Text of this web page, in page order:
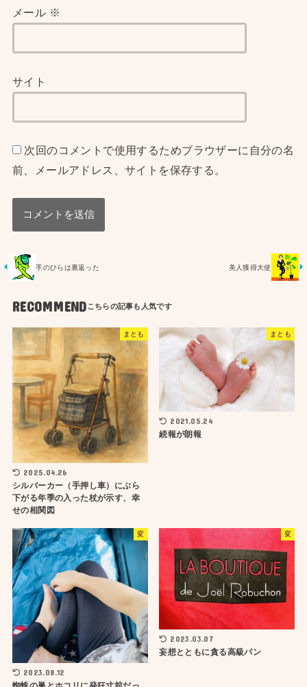
メール ※
サイト
次回のコメントで使用するためブラウザーに自分の名
前、メールアドレス、サイトを保存する。
手のひらは裏返った 美人獲得大使
RECOMMEND
まとも
2025.04.26
シルバーカー（手押し車）にぶら
下がる年季の入った杖が示す、幸
せの相関図
まとも
2021.05.24
続報が朗報
変
2023.08.12
変
2023.03.07
妄想とともに貪る高級パン